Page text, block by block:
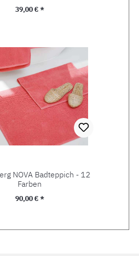
Regulärer Preis:
39,00 € *
NOVA Badteppich - 12
Farben
Regulärer Preis:
90,00 € *